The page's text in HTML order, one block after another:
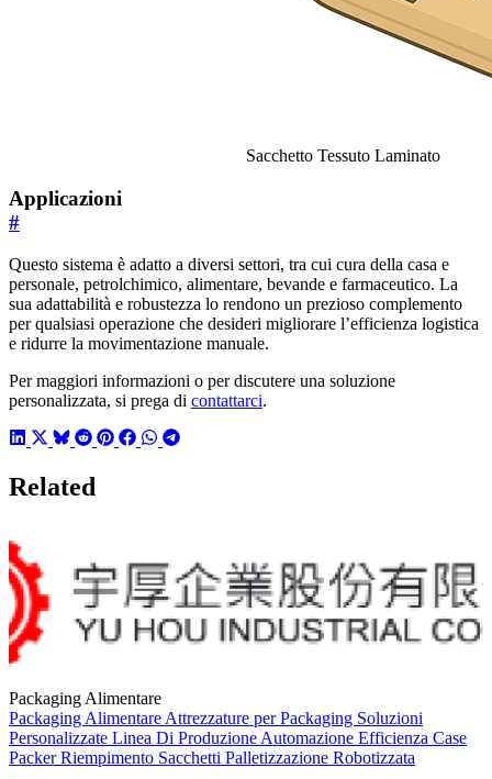
Sacchetto Tessuto Laminato
Applicazioni
#
Questo sistema è adatto a diversi settori, tra cui cura della casa e
personale, petrolchimico, alimentare, bevande e farmaceutico. La
sua adattabilità e robustezza lo rendono un prezioso complemento
per qualsiasi operazione che desideri migliorare l’efficienza logistica
e ridurre la movimentazione manuale.
Per maggiori informazioni o per discutere una soluzione
personalizzata, si prega di contattarci.
Related
Packaging Alimentare
Packaging Alimentare Attrezzature per Packaging Soluzioni
Personalizzate Linea Di Produzione Automazione Efficienza Case
PackerRiempimento Sacchetti Palletizzazione Robotizzata